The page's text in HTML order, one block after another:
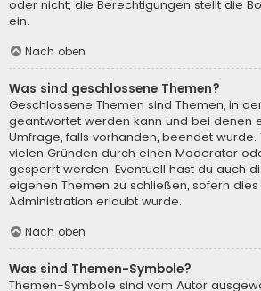
oder nicht; die Berechtigungen stellt die
ein.
Nach oben
Was sind geschlossene Themen?
Geschlossene Themen sind Themen, in
geantwortet werden kann und bei denen
Umfrage, falls vorhanden, beendet wurde.
vielen Gründen durch einen Moderator
gesperrt werden. Eventuell hast du auch
eigenen Themen zu schließen, sofern
Administration erlaubt wurde.
Nach oben
Was sind Themen-Symbole?
Themen-Symbole sind vom Autor